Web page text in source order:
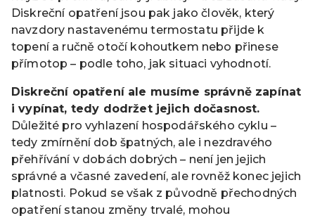
Diskreční opatření jsou pak jako člověk, který
navzdory nastavenému termostatu přijde k
topení a ručně otočí kohoutkem nebo přinese
přímotop – podle toho, jak situaci vyhodnotí.
Diskreční opatření ale musíme správně zapínat
i vypínat, tedy dodržet jejich dočasnost.
Důležité pro vyhlazení hospodářského cyklu –
tedy zmírnění dob špatných, ale i nezdravého
přehřívání v dobách dobrých – není jen jejich
správné a včasné zavedení, ale rovněž konec jejich
platnosti. Pokud se však z původně přechodných
opatření stanou změny trvalé, mohou